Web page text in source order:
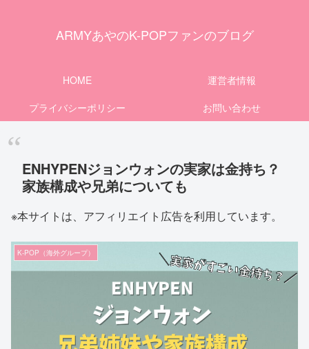
ARMYあやのK-POPファンのブログ
HOME
運営者情報
プライバシーポリシー
お問い合わせ
ENHYPENジョンウォンの実家は金持ち？
家族構成や兄弟についても
※本サイトは、アフィリエイト広告を利用しています。
K-POP（海外グループ）